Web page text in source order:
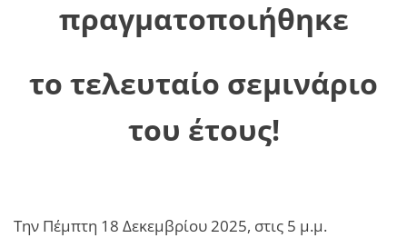
πραγματοποιήθηκε
το τελευταίο σεμινάριο
του έτους!
Την Πέμπτη 18 Δεκεμβρίου 2025, στις 5 μ.μ.